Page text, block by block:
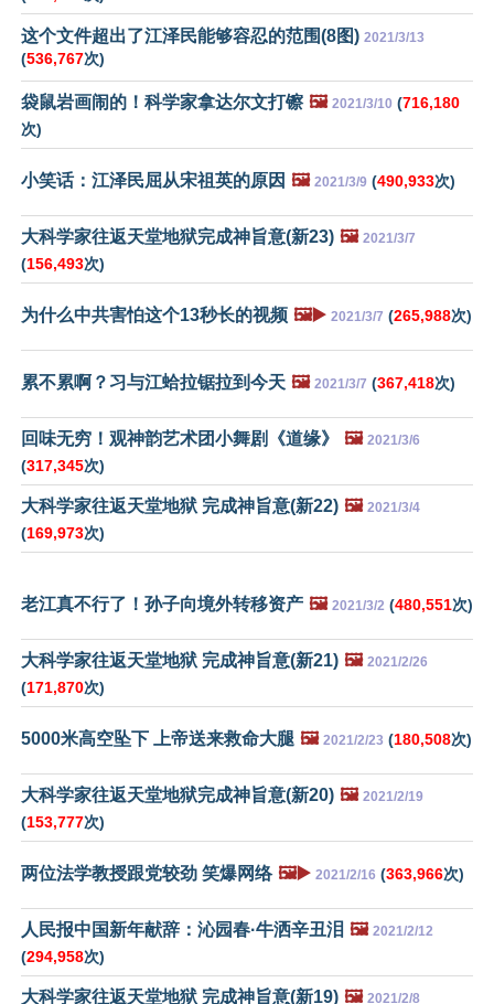
这个文件超出了江泽民能够容忍的范围(8图) 2021/3/13
(536,767次)
袋鼠岩画闹的！科学家拿达尔文打镲 🖼️ 2021/3/10 (716,180
次)
小笑话：江泽民屈从宋祖英的原因 🖼️ 2021/3/9 (490,933次)
大科学家往返天堂地狱完成神旨意(新23) 🖼️ 2021/3/7
(156,493次)
为什么中共害怕这个13秒长的视频 🖼️▶️ 2021/3/7 (265,988次)
累不累啊？习与江蛤拉锯拉到今天 🖼️ 2021/3/7 (367,418次)
回味无穷！观神韵艺术团小舞剧《道缘》 🖼️ 2021/3/6
(317,345次)
大科学家往返天堂地狱 完成神旨意(新22) 🖼️ 2021/3/4
(169,973次)
老江真不行了！孙子向境外转移资产 🖼️ 2021/3/2 (480,551次)
大科学家往返天堂地狱 完成神旨意(新21) 🖼️ 2021/2/26
(171,870次)
5000米高空坠下 上帝送来救命大腿 🖼️ 2021/2/23 (180,508次)
大科学家往返天堂地狱完成神旨意(新20) 🖼️ 2021/2/19
(153,777次)
两位法学教授跟党较劲 笑爆网络 🖼️▶️ 2021/2/16 (363,966次)
人民报中国新年献辞：沁园春·牛洒辛丑泪 🖼️ 2021/2/12
(294,958次)
大科学家往返天堂地狱 完成神旨意(新19) 🖼️ 2021/2/8